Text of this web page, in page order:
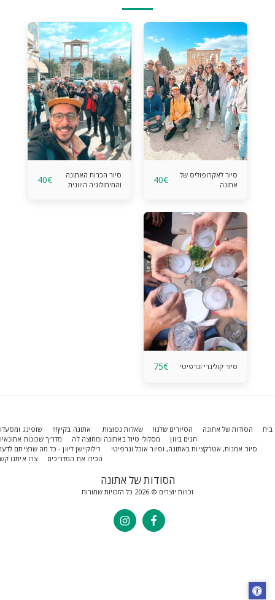
סיור לאקרופוליס של
אתונה
40
סיור הכרות האתונה
והמיתולוגיה היוונית
40
סיור קולינרי וגרפיטי 75
הסודות של אתונה
זכויות יוצרים © 2026 כל הזכויות שמורות
הסודות של אתונה הסיורים שלנו! שאלות נפוצות אתונה בקיץ!!!
שופינג ומסעדות
חגים ביוון
מסלולי טיול באתונה ומחוצה לה
מדריך שכונות אתונאיות
סיור אמנות, אטרקציות באתונה, וסיור אוכל וגרפיטי
רילוקיישן ליוון - כל מה שרציתם לדעת!
הכירו את המדריכים
צרו איתנו קשר